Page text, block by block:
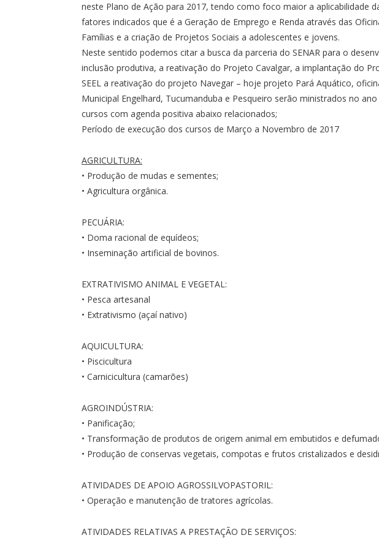
neste Plano de Ação para 2017, tendo como foco maior a aplicabilidade
fatores indicados que é a Geração de Emprego e Renda através das
Famílias e a criação de Projetos Sociais a adolescentes e jovens.
Neste sentido podemos citar a busca da parceria do SENAR para o
inclusão produtiva, a reativação do Projeto Cavalgar, a implantação do
SEEL a reativação do projeto Navegar – hoje projeto Pará Aquático,
Municipal Engelhard, Tucumanduba e Pesqueiro serão ministrados no
cursos com agenda positiva abaixo relacionados;
Período de execução dos cursos de Março a Novembro de 2017
AGRICULTURA:
• Produção de mudas e sementes;
• Agricultura orgânica.
PECUÁRIA:
• Doma racional de equídeos;
• Inseminação artificial de bovinos.
EXTRATIVISMO ANIMAL E VEGETAL:
• Pesca artesanal
• Extrativismo (açaí nativo)
AQUICULTURA:
• Piscicultura
• Carnicicultura (camarões)
AGROINDÚSTRIA:
• Panificação;
• Transformação de produtos de origem animal em embutidos e
• Produção de conservas vegetais, compotas e frutos cristalizados e
ATIVIDADES DE APOIO AGROSSILVOPASTORIL:
• Operação e manutenção de tratores agrícolas.
ATIVIDADES RELATIVAS A PRESTAÇÃO DE SERVIÇOS: